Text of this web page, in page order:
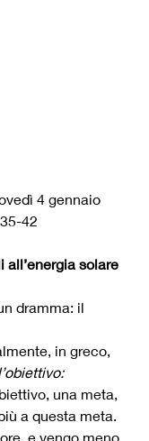
4 gennaio
42
all’energia solare
dramma: il
in greco,
una meta,
a questa meta.
e vengo meno